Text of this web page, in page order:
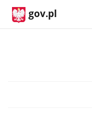
gov.pl